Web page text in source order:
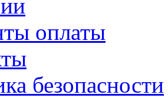
оплаты
безопасности